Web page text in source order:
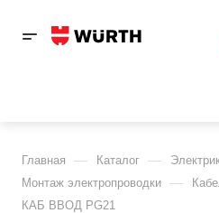
Главная — Каталог —
Монтаж электропроводки —
КАБ ВВОД PG21